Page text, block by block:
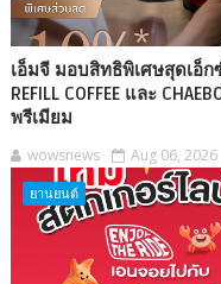
เอ็มจี มอบสิทธิพิเศษสุดเอ็
REFILL COFFEE และ
พรีเมียม
wowsnews Aug 06, 2026
ยานยนต์